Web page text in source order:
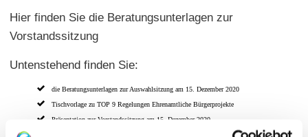
Hier finden Sie die Beratungsunterlagen zur
Vorstandssitzung
Untenstehend finden Sie:
die Beratungsunterlagen zur Auswahlsitzung am 15. Dezember 2020
Tischvorlage zu TOP 9 Regelungen Ehrenamtliche Bürgerprojekte
Präsentation zur Vorstandssitzung am 15. Dezember 2020